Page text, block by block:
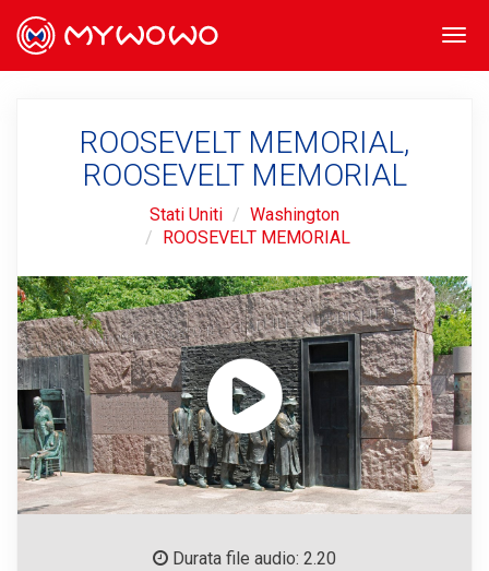
ROOSEVELT MEMORIAL,
ROOSEVELT MEMORIAL
Stati Uniti
Washington
ROOSEVELT MEMORIAL
Durata file audio: 2.20